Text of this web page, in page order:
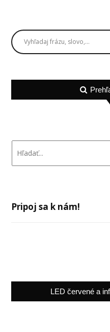
Pripoj sa k nám!
LED červené a